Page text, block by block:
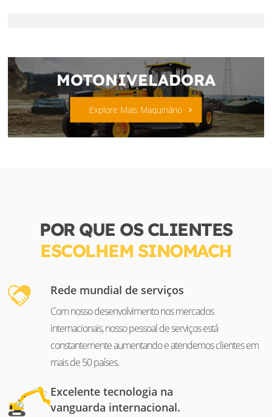
MOTONIVELADORA
Explore Mais Maquinário
POR QUE OS CLIENTES
ESCOLHEM SINOMACH
Rede mundial de serviços
Com nosso desenvolvimento nos mercados
internacionais, nosso pessoal de serviços está
constantemente aumentando e atendemos clientes em
mais de 50 países.
Excelente tecnologia na
vanguarda internacional.